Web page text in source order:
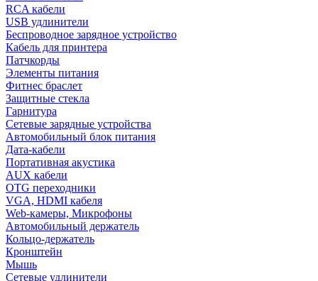
RCA кабели
USB удлинители
Беспроводное зарядное устройство
Кабель для принтера
Патчкорды
Элементы питания
Фитнес браслет
Защитные стекла
Гарнитура
Сетевые зарядные устройства
Автомобильный блок питания
Дата-кабели
Портативная акустика
AUX кабели
OTG переходники
VGA, HDMI кабеля
Web-камеры, Микрофоны
Автомобильный держатель
Кольцо-держатель
Кронштейн
Мышь
Сетевые удлинители